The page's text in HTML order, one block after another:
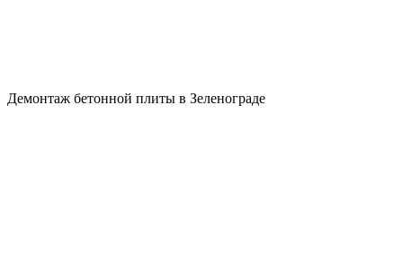
Демонтаж бетонной плиты в Зеленограде